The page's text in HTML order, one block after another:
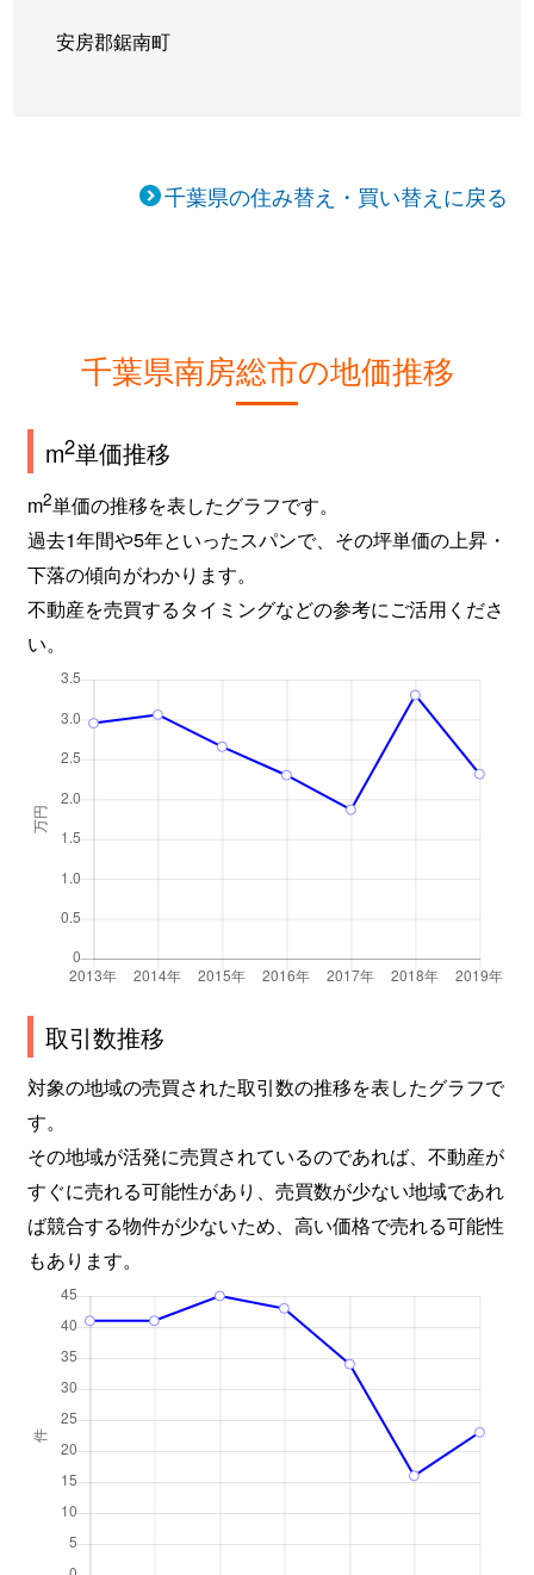
安房郡鋸南町
千葉県の住み替え・買い替えに戻る
千葉県南房総市の地価推移
m2単価推移
m2単価の推移を表したグラフです。
過去1年間や5年といったスパンで、その坪単価の上昇・
下落の傾向がわかります。
不動産を売買するタイミングなどの参考にご活用くださ
い。
取引数推移
対象の地域の売買された取引数の推移を表したグラフで
す。
その地域が活発に売買されているのであれば、不動産が
すぐに売れる可能性があり、売買数が少ない地域であれ
ば競合する物件が少ないため、高い価格で売れる可能性
もあります。